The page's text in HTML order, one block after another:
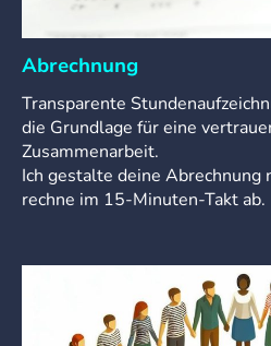
Abrechnung
Transparente
die Grundlage für eine
Zusammenarbeit.
Ich gestalte deine Abrechnung
rechne im 15-Minuten-Takt ab.